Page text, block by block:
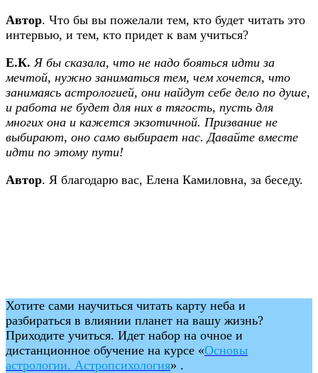
Автор. Что бы вы пожелали тем, кто будет читать это
интервью, и тем, кто придет к вам учиться?
Е.К. Я бы сказала, что не надо бояться идти за
мечтой, нужно заниматься тем, чем хочется, что
занимаясь астрологией, они найдут себе дело по душе,
и работа не будет для них в тягость, пусть для
многих она и кажется экзотичной. Призвание не
выбирают, оно само выбирает нас. Давайте вместе
идти по этому пути!
Автор. Я благодарю вас, Елена Камиловна, за беседу.
Хотите сами научиться читать карту неба и
разбираться в влиянии планет на вашу жизнь?
Приходите учиться. Идет набор на очное и
дистанционное обучение на курсе «Основы
астрологии. Астропсихология» .